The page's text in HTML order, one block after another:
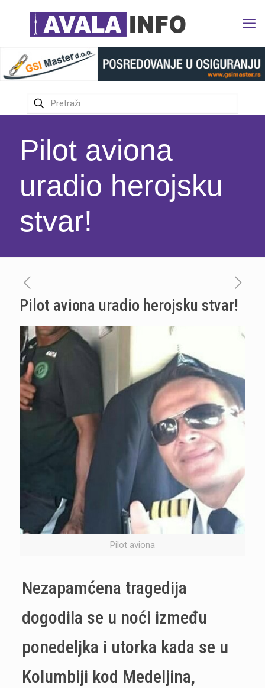
Pilot aviona
uradio herojsku
stvar!
Pilot aviona uradio herojsku stvar!
Pilot aviona
Nezapamćena tragedija
dogodila se u noći između
ponedeljka i utorka kada se u
Kolumbiji kod Medeljina,